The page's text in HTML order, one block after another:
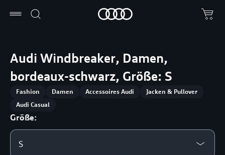
Audi Windbreaker, Damen,
bordeaux-schwarz, Größe: S
Fashion Damen Accessoires Audi
Jacken & Pullover
Audi Casual
Größe:
S